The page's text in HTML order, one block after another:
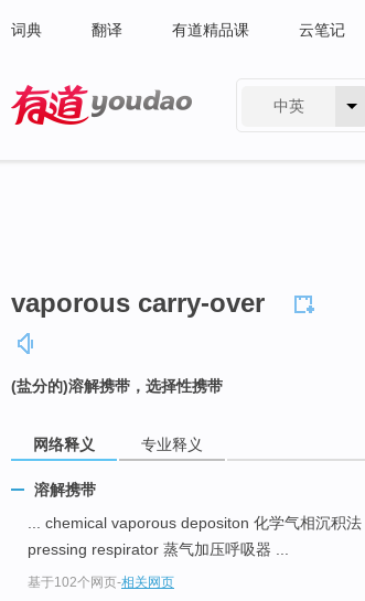
词典 翻译 有道精品课 云笔记
中英
vaporous carry-over
(盐分的)溶解携带，选择性携带
网络释义 专业释义
溶解携带
... chemical vaporous depositon 化学气相沉积法
pressing respirator 蒸气加压呼吸器 ...
基于102个网页-相关网页